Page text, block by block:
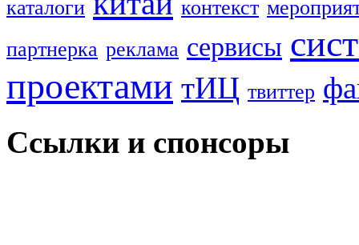
каталоги контекст
партнерка реклама сервисы
проектами тИЦ твиттер
Ссылки и спонсоры